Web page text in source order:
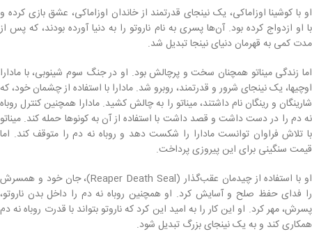
او با کوشینا اوزاماکی، یک نینجای قدرتمند از خاندان اوزاماکی، عشق بازی کرده و
با او ازدواج کرده بود. آن‌ها پسری به نام ناروتو را به دنیا آورده بودند، که پس از
مدت کمی به قهرمان دنیای نینجا تبدیل شد.
اما زندگی میناتو همچنان سخت و پرچالش بود. او در جنگ سوم شینوبی، با مادارا
اوچیها، یک نینجای شرور و قدرتمند، روبرو شد. مادارا با استفاده از چشمان خود، که
شارینگان و رینگان نام داشتند، میناتو را به چالش کشید. مادارا همچنین کنترل روباه
نه دم را در دست داشت و قصد داشت با استفاده از آن به کونوها حمله کند. میناتو
با تلاش فراوان توانست مادارا را شکست دهد و روباه نه دم را متوقف کند. اما
قیمت سنگینی برای این پیروزی پرداخت.
او با استفاده از چیدمان عقب‌گذار (Reaper Death Seal)، جان خود و همسرش
را فدای حفظ صلح و آسایش کرد. او همچنین روباه نه دم را داخل بدن ناروتو،
پسرش، مهر کرد. او این کار را به امید این کرد که ناروتو بتواند با قدرت روباه نه دم
همکاری کند و به یک نینجای بزرگ تبدیل شود.